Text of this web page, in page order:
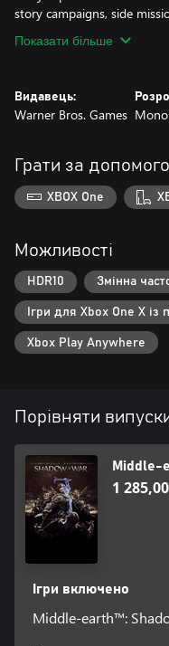
story campaigns, side
Показати більше
Видавець:
Warner Bros. Games
Грати за
XBOX One
Можливості
HDR10 Змінна
Ігри для Xbox One X
Xbox Play Anywhere
Порівняти
Middle-
1
Ігри включено
Middle-earth™: